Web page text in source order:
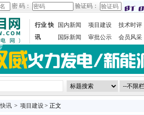
密 码： 验证码：
行业 快
讯
国内新闻 项目建设
技术时评
国际新闻
审批公示 会员风采
讯 > 项目建设> 正文